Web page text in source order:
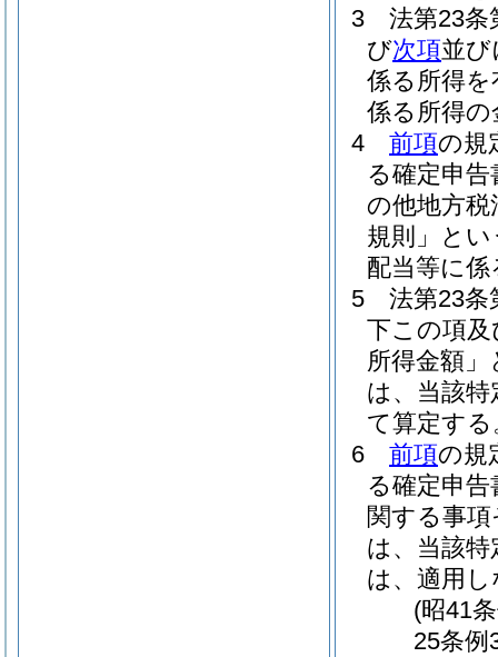
3
法第23条
び次項並び
係る所得
係る所得
4
前項の規
る確定申
の他地方税
規則」とい
配当等に
5
法第23条
下この項及
所得金額
は、当該
て算定する
6
前項の規
る確定申
関する事
は、当該
は、適用
(昭41
25条例